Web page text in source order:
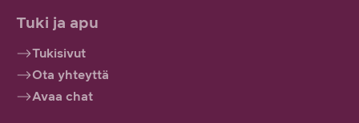
Tuki ja apu
Tukisivut
Ota yhteyttä
Avaa chat